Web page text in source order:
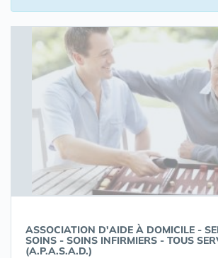
ASSOCIATION D'AIDE À DOMICILE -
SOINS - SOINS INFIRMIERS - TOUS
(A.P.A.S.A.D.)